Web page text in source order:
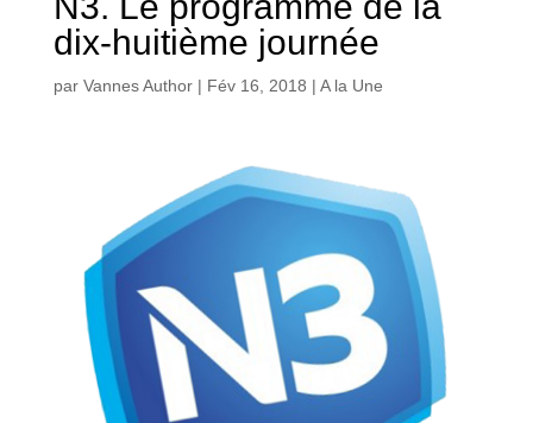
dix-huitième journée
par Vannes Author| Fév 16, 2018 | A la Une